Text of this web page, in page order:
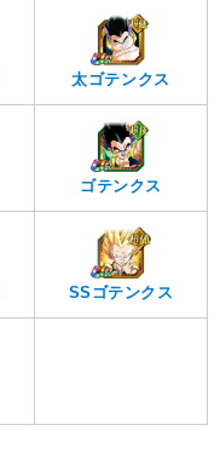
太ゴテンクス
ゴテンクス
SSゴテンクス